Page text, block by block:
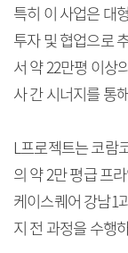
특히 이 사업은 대
투자 및 협업으로
서 약 22만평 이상
사 간 시너지를 통
L프로젝트는 코람
의 약 2만 평급 프
케이스퀘어 강남1
지 전 과정을 수행